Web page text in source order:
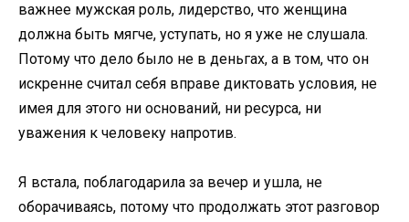
важнее мужская роль, лидерство, что женщина
должна быть мягче, уступать, но я уже не слушала.
Потому что дело было не в деньгах, а в том, что он
искренне считал себя вправе диктовать условия, не
имея для этого ни оснований, ни ресурса, ни
уважения к человеку напротив.
Я встала, поблагодарила за вечер и ушла, не
оборачиваясь, потому что продолжать этот разговор